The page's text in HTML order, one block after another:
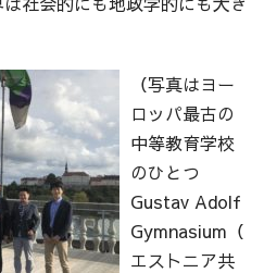
（写真はヨー
ロッパ最古の
中等教育学校
のひとつ
Gustav Adolf
Gymnasium（
エストニア共